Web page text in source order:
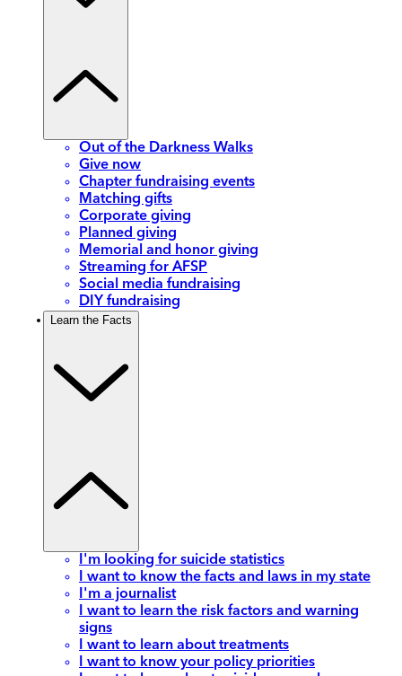
Out of the Darkness Walks
Give now
Chapter fundraising events
Matching gifts
Corporate giving
Planned giving
Memorial and honor giving
Streaming for AFSP
Social media fundraising
DIY fundraising
Learn the Facts
I'm looking for suicide statistics
I want to know the facts and laws in my state
I'm a journalist
I want to learn the risk factors and warning
signs
I want to learn about treatments
I want to know your policy priorities